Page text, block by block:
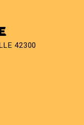
42300